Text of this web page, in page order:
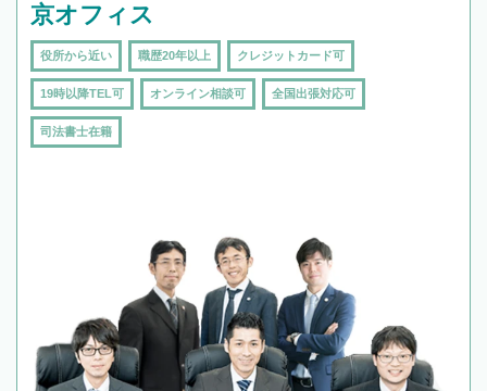
京オフィス
役所から近い 職歴20年以上 クレジットカード可
19時以降TEL可 オンライン相談可 全国出張対応可
司法書士在籍